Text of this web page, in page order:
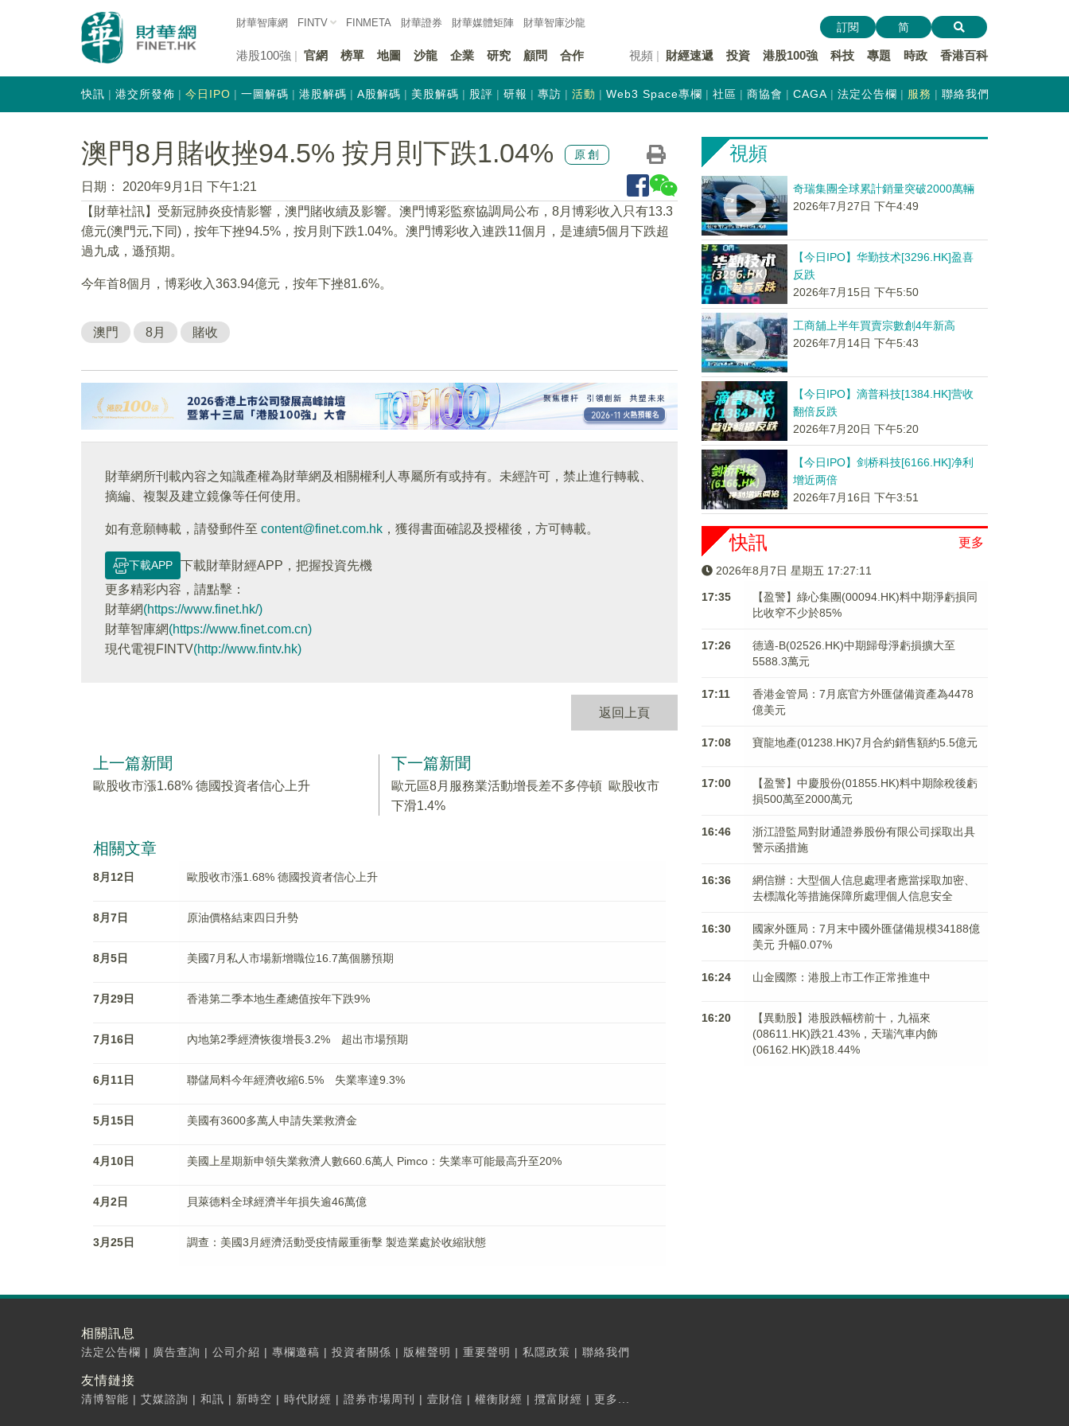
財華智庫網 FINTV FINMETA 財華證券 財華媒體矩陣 財華智庫沙龍
港股100強 官網 榜單 地圖 沙龍 企業 研究 顧問 合作 視頻 財經速遞 投資 港股100強 科技 專題 時政 香港百科
訂閱 简
快訊 港交所發佈 今日IPO 一圖解碼 港股解碼 A股解碼 美股解碼 股評 研報 專訪 活動 Web3 Space專欄 社區 商協會 CAGA 法定公告欄 服務 聯絡我們
澳門8月賭收挫94.5% 按月則下跌1.04% 原創
日期：
2020年9月1日 下午1:21
【財華社訊】受新冠肺炎疫情影響，澳門賭收續及影響。澳門博彩監察協調局公布，8月博彩收入只有13.3
億元(澳門元,下同)，按年下挫94.5%，按月則下跌1.04%。澳門博彩收入連跌11個月，是連續5個月下跌超
過九成，遜預期。
今年首8個月，博彩收入363.94億元，按年下挫81.6%。
澳門 8月 賭收
財華網所刊載內容之知識產權為財華網及相關權利人專屬所有或持有。未經許可，禁止進行轉載、
摘編、複製及建立鏡像等任何使用。
如有意願轉載，請發郵件至 content@finet.com.hk ，獲得書面確認及授權後，方可轉載。
下載APP
下載財華財經APP，把握投資先機
更多精彩内容，請點擊：
財華網(https://www.finet.hk/)
財華智庫網(https://www.finet.com.cn)
現代電視FINTV(http://www.fintv.hk)
返回上頁
上一篇新聞
歐股收市漲1.68% 德國投資者信心上升
下一篇新聞
歐元區8月服務業活動增長差不多停頓 歐股收市
下滑1.4%
相關文章
8月12日 歐股收市漲1.68% 德國投資者信心上升
8月7日 原油價格結束四日升勢
8月5日 美國7月私人市場新增職位16.7萬個勝預期
7月29日 香港第二季本地生產總值按年下跌9%
7月16日 內地第2季經濟恢復增長3.2% 超出市場預期
6月11日 聯儲局料今年經濟收縮6.5% 失業率達9.3%
5月15日 美國有3600多萬人申請失業救濟金
4月10日 美國上星期新申領失業救濟人數660.6萬人 Pimco：失業率可能最高升至20%
4月2日 貝萊德料全球經濟半年損失逾46萬億
3月25日 調查：美國3月經濟活動受疫情嚴重衝擊 製造業處於收縮狀態
視頻
奇瑞集團全球累計銷量突破2000萬輛
2026年7月27日 下午4:49
【今日IPO】华勤技术[3296.HK]盈喜
反跌
2026年7月15日 下午5:50
工商舖上半年買賣宗數創4年新高
2026年7月14日 下午5:43
【今日IPO】滴普科技[1384.HK]营收
翻倍反跌
2026年7月20日 下午5:20
【今日IPO】剑桥科技[6166.HK]净利
增近两倍
2026年7月16日 下午3:51
更多
快訊
2026年8月7日 星期五 17:27:11
17:35
【盈警】綠心集團(00094.HK)料中期淨虧損同
比收窄不少於85%
17:26
德適-B(02526.HK)中期歸母淨虧損擴大至
5588.3萬元
17:11
香港金管局：7月底官方外匯儲備資產為4478
億美元
17:08 寶龍地產(01238.HK)7月合約銷售額約5.5億元
17:00
【盈警】中慶股份(01855.HK)料中期除稅後虧
損500萬至2000萬元
16:46
浙江證監局對財通證券股份有限公司採取出具
警示函措施
16:36
網信辦：大型個人信息處理者應當採取加密、
去標識化等措施保障所處理個人信息安全
16:30
國家外匯局：7月末中國外匯儲備規模34188億
美元 升幅0.07%
16:24 山金國際：港股上市工作正常推進中
16:20
【異動股】港股跌幅榜前十，九福來
(08611.HK)跌21.43%，天瑞汽車内飾
(06162.HK)跌18.44%
相關訊息
法定公告欄 | 廣告查詢 | 公司介紹 | 專欄邀稿 | 投資者關係 | 版權聲明 | 重要聲明 | 私隱政策 | 聯絡我們
友情鏈接
清博智能 | 艾媒諮詢 | 和訊 | 新時空 | 時代財經 | 證券市場周刊 | 壹財信 | 權衡財經 | 攬富財經 | 更多...